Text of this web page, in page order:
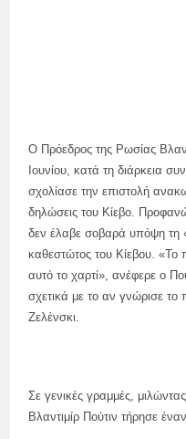
Ο Πρόεδρος της Ρωσίας
Ιουνίου, κατά τη διάρκεια
σχολίασε την επιστολή
δηλώσεις του Κίεβο.
δεν έλαβε σοβαρά υπόψη τη
καθεστώτος του Κίεβου.
αυτό το χαρτί», ανέφερε ο
σχετικά με το αν γνώρισε το
Ζελένσκι.
Σε γενικές γραμμές,
Βλαντιμίρ Πούτιν τήρησε